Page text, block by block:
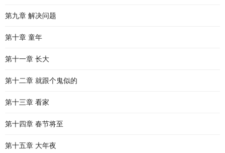
第九章 解决问题
第十章 童年
第十一章 长大
第十二章 就跟个鬼似的
第十三章 看家
第十四章 春节将至
第十五章 大年夜